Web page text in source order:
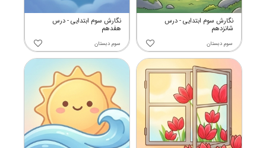
نگارش سوم ابتدایی - درس
هفدهم
سوم دبستان
نگارش سوم ابتدایی - درس
شانزدهم
سوم دبستان